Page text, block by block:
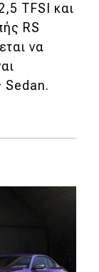
TFSI και
RS
να
Sedan.